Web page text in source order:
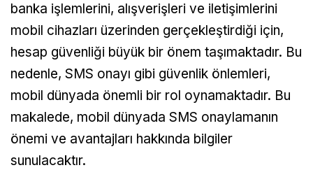
banka işlemlerini, alışverişleri ve iletişimlerini
mobil cihazları üzerinden gerçekleştirdiği için,
hesap güvenliği büyük bir önem taşımaktadır. Bu
nedenle, SMS onayı gibi güvenlik önlemleri,
mobil dünyada önemli bir rol oynamaktadır. Bu
makalede, mobil dünyada SMS onaylamanın
önemi ve avantajları hakkında bilgiler
sunulacaktır.